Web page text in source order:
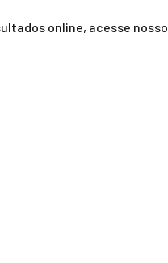
online, acesse nosso